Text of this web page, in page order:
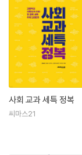
사회 교과 세특 정복
씨마스21